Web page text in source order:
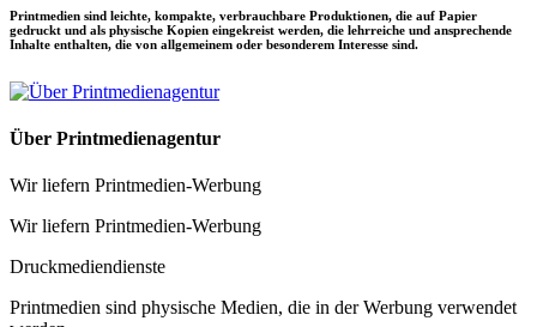
Printmedien sind leichte, kompakte, verbrauchbare Produktionen, die auf Papier
gedruckt und als physische Kopien eingekreist werden, die lehrreiche und ansprechende
Inhalte enthalten, die von allgemeinem oder besonderem Interesse sind.
Über Printmedienagentur
Wir liefern Printmedien-Werbung
Wir liefern Printmedien-Werbung
Druckmediendienste
Printmedien sind physische Medien, die in der Werbung verwendet